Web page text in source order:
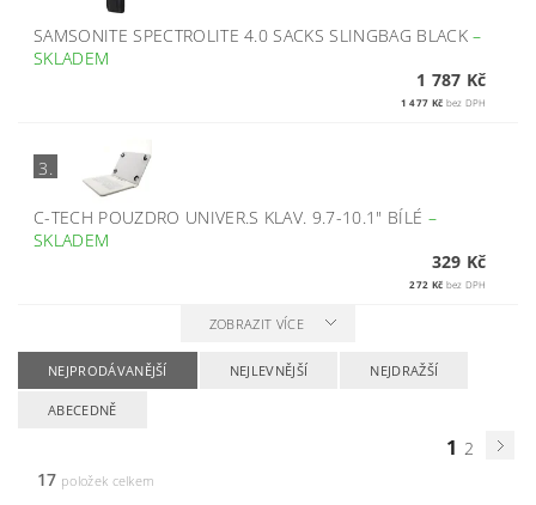
SAMSONITE SPECTROLITE 4.0 SACKS SLINGBAG BLACK–
SKLADEM
1 787 Kč
1 477 Kč bez DPH
3.
C-TECH POUZDRO UNIVER.S KLAV. 9.7-10.1" BÍLÉ –
SKLADEM
329 Kč
272 Kč bez DPH
ZOBRAZIT VÍCE
NEJPRODÁVANĚJŠÍ NEJLEVNĚJŠÍ NEJDRAŽŠÍ
ABECEDNĚ
1 2
17 položek celkem